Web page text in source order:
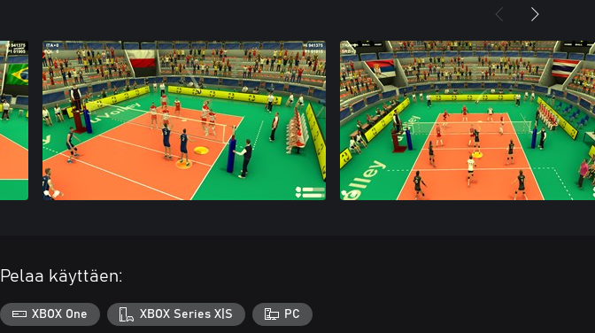
Pelaa käyttäen:
XBOX One XBOX Series X|S PC